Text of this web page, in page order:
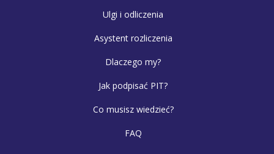
Ulgi i odliczenia
Asystent rozliczenia
Dlaczego my?
Jak podpisać PIT?
Co musisz wiedzieć?
FAQ